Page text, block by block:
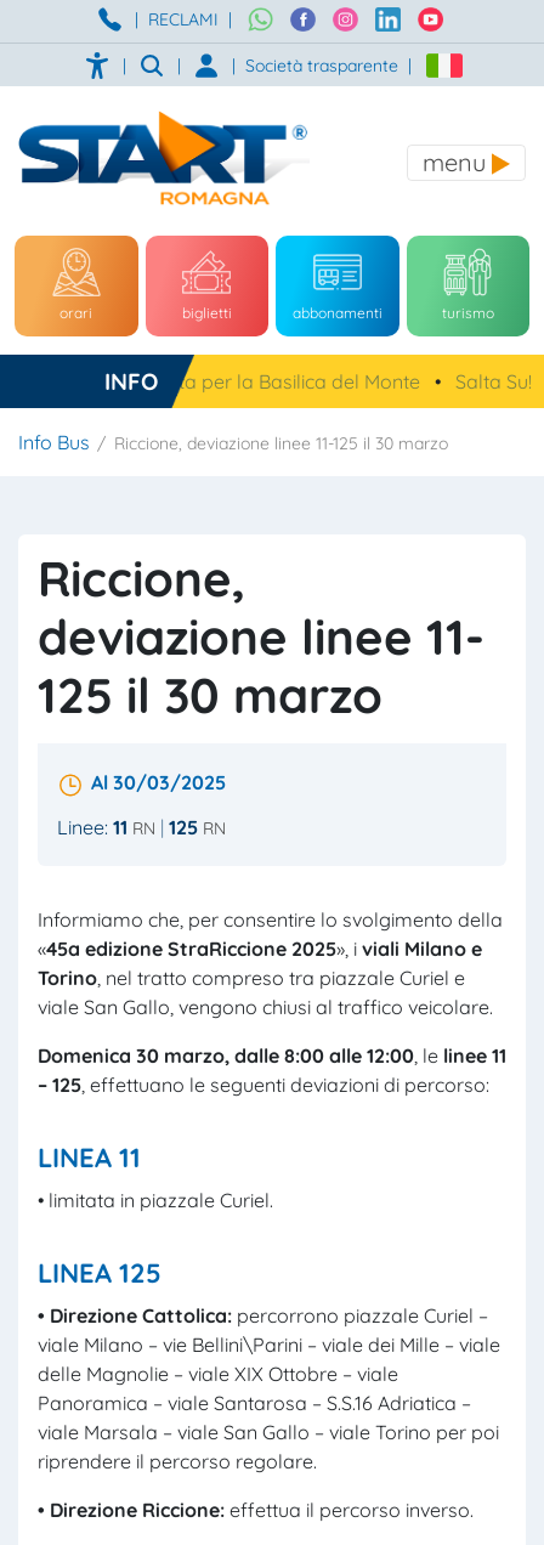
| RECLAMI |
| | | Società trasparente |
menu
orari biglietti abbonamenti turismo
INFO
navetta gratuita per la Basilica del Monte • Salta Su! •
Info Bus Riccione, deviazione linee 11-125 il 30 marzo
Riccione,
deviazione linee 11-
125 il 30 marzo
Al 30/03/2025
Linee: 11 RN 125 RN
Informiamo che, per consentire lo svolgimento della
«45a edizione StraRiccione 2025», i viali Milano e
Torino, nel tratto compreso tra piazzale Curiel e
viale San Gallo, vengono chiusi al traffico veicolare.
Domenica 30 marzo, dalle 8:00 alle 12:00, le linee 11
– 125, effettuano le seguenti deviazioni di percorso:
LINEA 11
• limitata in piazzale Curiel.
LINEA 125
• Direzione Cattolica: percorrono piazzale Curiel –
viale Milano – vie Bellini\Parini – viale dei Mille – viale
delle Magnolie – viale XIX Ottobre – viale
Panoramica – viale Santarosa – S.S.16 Adriatica –
viale Marsala – viale San Gallo – viale Torino per poi
riprendere il percorso regolare.
• Direzione Riccione: effettua il percorso inverso.